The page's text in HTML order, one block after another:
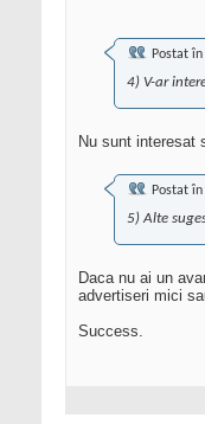
Postat
4) V-ar
Nu sunt interesat
Postat
5) Alte
Daca nu ai un
advertiseri mici
Success.